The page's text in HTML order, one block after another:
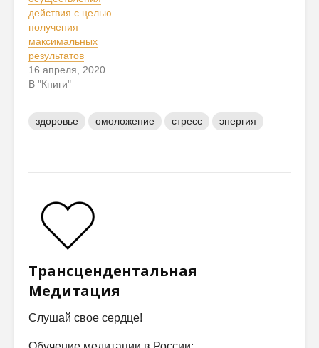
действия с целью
получения
максимальных
результатов
16 апреля, 2020
В "Книги"
здоровье омоложение стресс энергия
Трансцендентальная
Медитация
Слушай свое сердце!